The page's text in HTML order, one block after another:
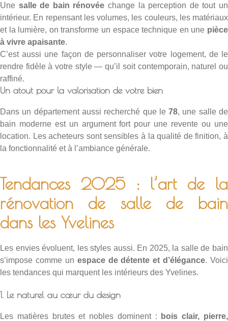
Une salle de bain rénovée change la perception de tout un
intérieur. En repensant les volumes, les couleurs, les matériaux
et la lumière, on transforme un espace technique en une pièce
à vivre apaisante.
C’est aussi une façon de personnaliser votre logement, de le
rendre fidèle à votre style — qu’il soit contemporain, naturel ou
raffiné.
Un atout pour la valorisation de votre bien
Dans un département aussi recherché que le78, une salle de
bain moderne est un argument fort pour une revente ou une
location. Les acheteurs sont sensibles à la qualité de finition, à
la fonctionnalité et à l’ambiance générale.
Tendances 2025 : l’art de la
rénovation de salle de bain
dans les Yvelines
Les envies évoluent, les styles aussi. En 2025, la salle de bain
s’impose comme un espace de détente et d’élégance. Voici
les tendances qui marquent les intérieurs des Yvelines.
1. Le naturel au cœur du design
Les matières brutes et nobles dominent :
bois clair, pierre,